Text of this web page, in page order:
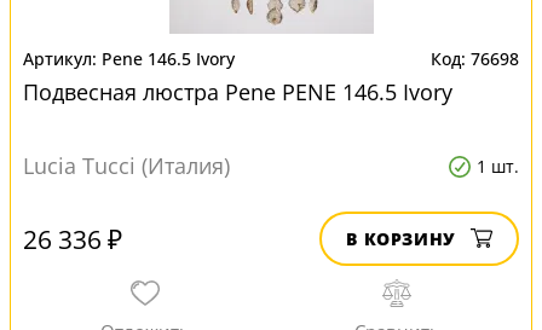
Pene 146.5 Ivory 76698
Подвесная люстра Pene PENE 146.5 Ivory
Lucia Tucci (Италия) 1 шт.
26 336 ₽ В КОРЗИНУ